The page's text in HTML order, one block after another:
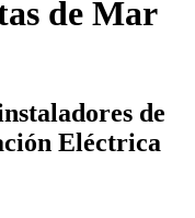
de Mar
de
Eléctrica